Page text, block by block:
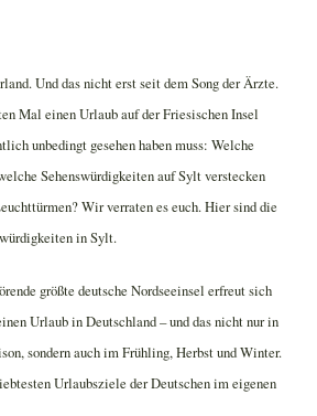
Und das nicht erst seit dem Song der Ärzte.
Mal einen Urlaub auf der Friesischen Insel
unbedingt gesehen haben muss: Welche
Sehenswürdigkeiten auf Sylt verstecken
Wir verraten es euch. Hier sind die
in Sylt.
größte deutsche Nordseeinsel erfreut sich
Urlaub in Deutschland – und das nicht nur in
sondern auch im Frühling, Herbst und Winter.
Urlaubsziele der Deutschen im eigenen